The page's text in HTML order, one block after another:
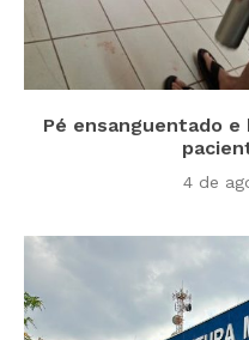
Pé ensanguentado
4 de